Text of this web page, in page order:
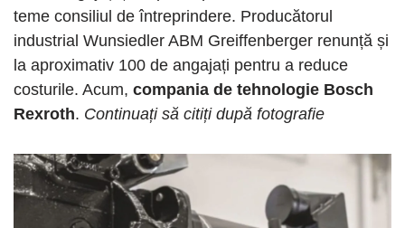
teme consiliul de întreprindere. Producătorul
industrial Wunsiedler ABM Greiffenberger renunță și
la aproximativ 100 de angajați pentru a reduce
costurile. Acum, compania de tehnologie Bosch
Rexroth. Continuați să citiți după fotografie